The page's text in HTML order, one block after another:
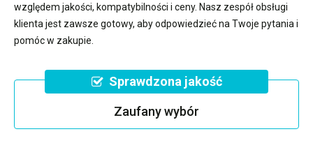
względem jakości, kompatybilności i ceny. Nasz zespół obsługi
klienta jest zawsze gotowy, aby odpowiedzieć na Twoje pytania i
pomóc w zakupie.
Sprawdzona jakość
Zaufany wybór